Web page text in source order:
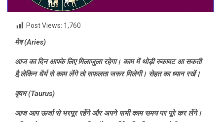
Post Views: 1,760
मेष (Aries)
आज का दिन आपके लिए मिलाजुला रहेगा। काम में थोड़ी रुकावट आ सकती
है,लेकिन धैर्य से काम लेंगे तो सफलता जरूर मिलेगी। सेहत का ध्यान रखें।
वृषभ (Taurus)
आज आप ऊर्जा से भरपूर रहेंगे और अपने सभी काम समय पर पूरे कर लेंगे।